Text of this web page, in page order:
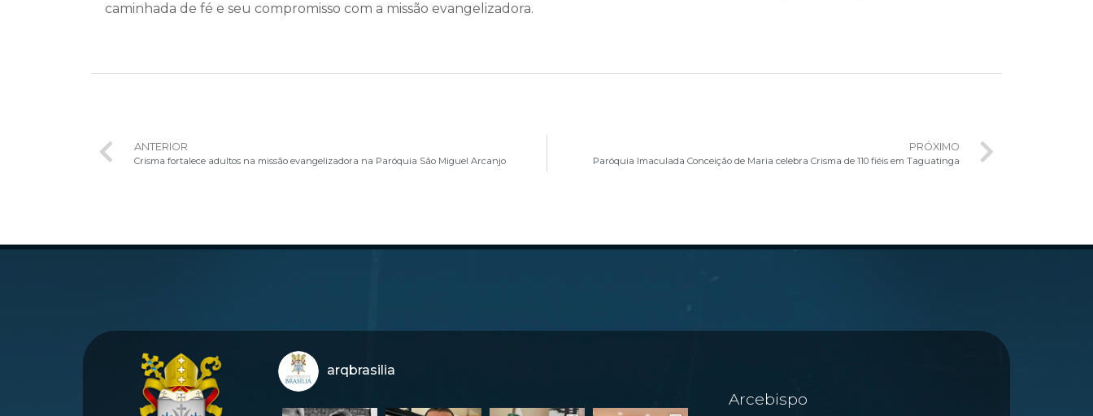
caminhada de fé e seu compromisso com a missão evangelizadora.
ANTERIOR
Crisma fortalece adultos na missão evangelizadora na Paróquia São Miguel Arcanjo
PRÓXIMO
Paróquia Imaculada Conceição de Maria celebra Crisma de 110 fiéis em Taguatinga
arqbrasilia
Arcebispo